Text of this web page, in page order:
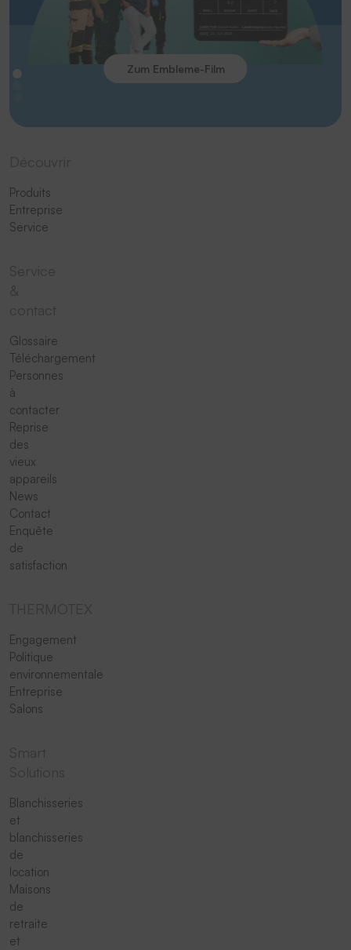
Zum Embleme-Film
Produits
Entreprise
Service
Glossaire
Téléchargement
Personnes
à
contacter
Reprise
des
vieux
appareils
News
Contact
Enquête
de
satisfaction
Engagement
Politique
environnementale
Entreprise
Salons
Blanchisseries
et
blanchisseries
de
location
Maisons
de
retraite
et